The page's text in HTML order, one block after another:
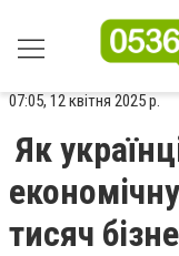
07:05, 12 квітня 2025 р.
Як
тисяч